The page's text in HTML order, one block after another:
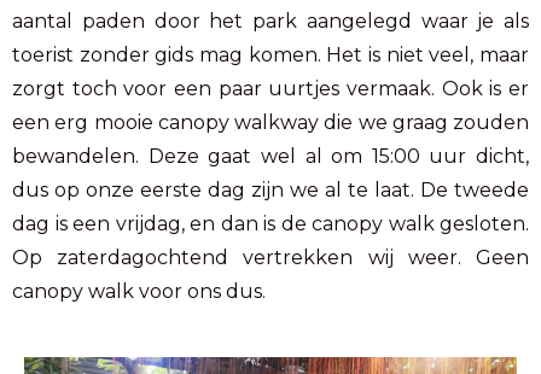
aantal paden door het park aangelegd waar je als
toerist zonder gids mag komen. Het is niet veel, maar
zorgt toch voor een paar uurtjes vermaak. Ook is er
een erg mooie canopy walkway die we graag zouden
bewandelen. Deze gaat wel al om 15:00 uur dicht,
dus op onze eerste dag zijn we al te laat. De tweede
dag is een vrijdag, en dan is de canopy walk gesloten.
Op zaterdagochtend vertrekken wij weer. Geen
canopy walk voor ons dus.